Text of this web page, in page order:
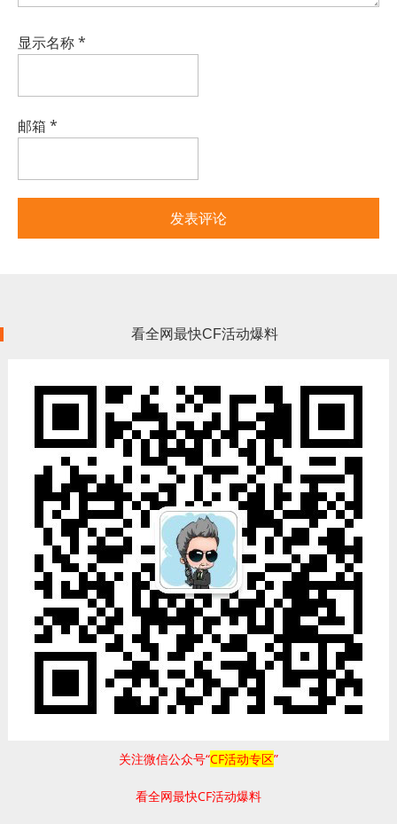
显示名称*
邮箱 *
看全网最快CF活动爆料
关注微信公众号“CF活动专区”
看全网最快CF活动爆料